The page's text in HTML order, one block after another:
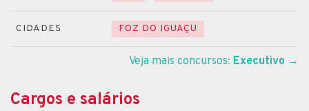
CIDADES FOZ DO IGUAÇU
Veja mais concursos: Executivo →
Cargos e salários